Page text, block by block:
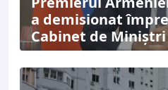
a demisionat
Cabinet de Miniștri